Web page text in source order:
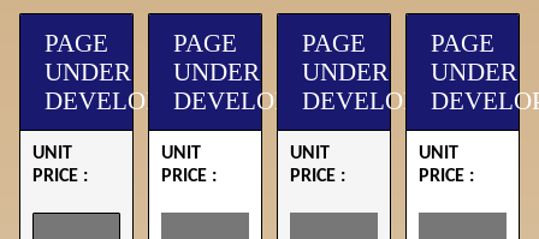
PAGE
UNDER
DEVELOPMENT
UNIT
PRICE :
PAGE
UNDER
DEVELOPMENT
UNIT
PRICE :
PAGE
UNDER
DEVELOPMENT
UNIT
PRICE :
PAGE
UNDER
UNIT
PRICE :